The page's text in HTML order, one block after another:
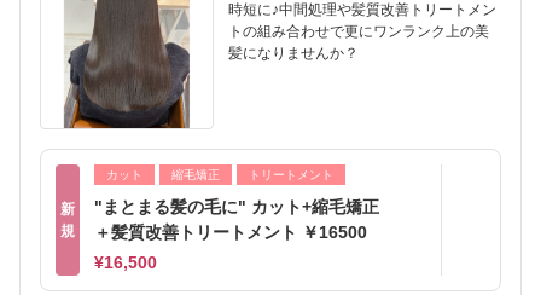
時短に♪中間処理や髪質改善トリートメン
トの組み合わせで更にワンランク上の美
髪になりませんか？
新
規
カット 縮毛矯正 トリートメント
"まとまる髪の毛に" カット+縮毛矯正
＋髪質改善トリートメント ￥16500
¥16,500